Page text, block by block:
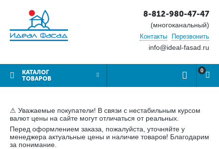
8-812-980-47-47
(многоканальный)
Контакты Перезвонить
info@ideal-fasad.ru
КАТАЛОГ
ТОВАРОВ
0
⚠ Уважаемые покупатели! В связи с нестабильным курсом
валют цены на сайте могут отличаться от реальных.
Перед оформлением заказа, пожалуйста, уточняйте у
менеджера актуальные цены и наличие товаров! Благодарим
за понимание.